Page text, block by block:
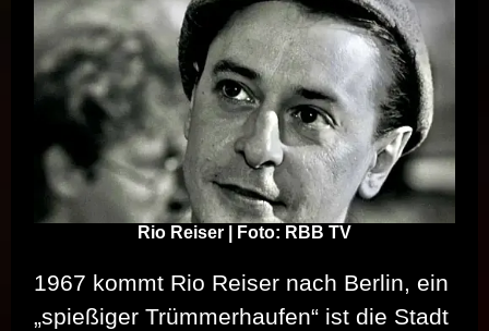
Rio Reiser | Foto: RBB TV
1967 kommt Rio Reiser nach Berlin, ein
„spießiger Trümmerhaufen“ ist die Stadt